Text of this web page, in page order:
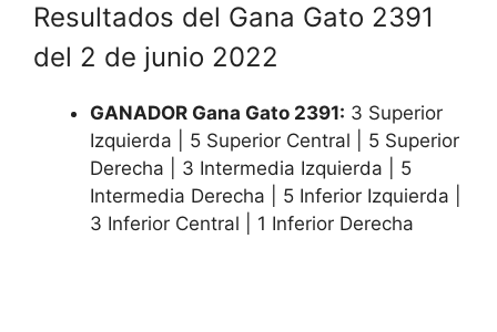
Resultados del Gana Gato 2391
del 2 de junio 2022
GANADOR Gana Gato 2391: 3 Superior
Izquierda | 5 Superior Central | 5 Superior
Derecha | 3 Intermedia Izquierda | 5
Intermedia Derecha | 5 Inferior Izquierda |
3 Inferior Central | 1 Inferior Derecha